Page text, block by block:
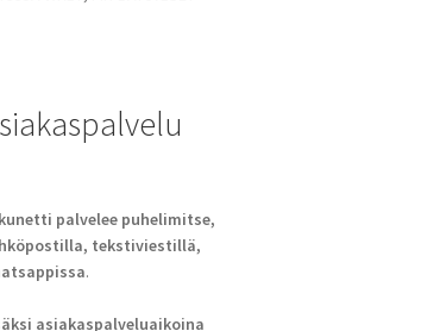
palvelee puhelimitse,
tekstiviestillä,
.
asiakaspalveluaikoina